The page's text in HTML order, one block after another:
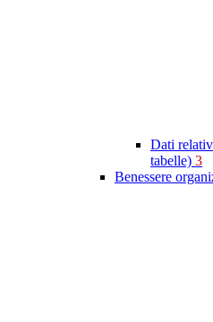
Dati
tabelle) 3
Benessere